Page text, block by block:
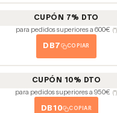
CUPÓN 7% DTO
para pedidos superiores a 600€ (*)
DB7 COPIAR
CUPÓN 10% DTO
para pedidos superiores a 950€ (*)
DB10 COPIAR